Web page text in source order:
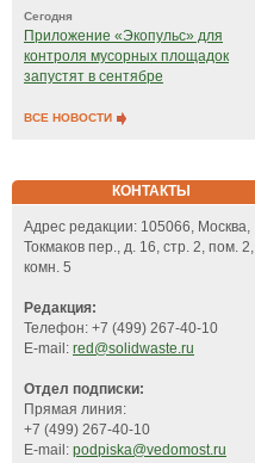
Сегодня
Приложение «Экопульс» для
контроля мусорных площадок
запустят в сентябре
ВСЕ НОВОСТИ
КОНТАКТЫ
Адрес редакции: 105066, Москва,
Токмаков пер., д. 16, стр. 2, пом. 2,
комн. 5
Редакция:
Телефон: +7 (499) 267-40-10
E-mail: red@solidwaste.ru
Отдел подписки:
Прямая линия:
+7 (499) 267-40-10
E-mail: podpiska@vedomost.ru